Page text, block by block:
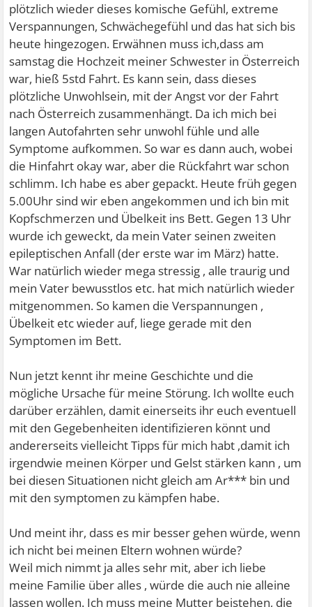
plötzlich wieder dieses komische Gefühl, extreme
Verspannungen, Schwächegefühl und das hat sich bis
heute hingezogen. Erwähnen muss ich,dass am
samstag die Hochzeit meiner Schwester in Österreich
war, hieß 5std Fahrt. Es kann sein, dass dieses
plötzliche Unwohlsein, mit der Angst vor der Fahrt
nach Österreich zusammenhängt. Da ich mich bei
langen Autofahrten sehr unwohl fühle und alle
Symptome aufkommen. So war es dann auch, wobei
die Hinfahrt okay war, aber die Rückfahrt war schon
schlimm. Ich habe es aber gepackt. Heute früh gegen
5.00Uhr sind wir eben angekommen und ich bin mit
Kopfschmerzen und Übelkeit ins Bett. Gegen 13 Uhr
wurde ich geweckt, da mein Vater seinen zweiten
epileptischen Anfall (der erste war im März) hatte.
War natürlich wieder mega stressig , alle traurig und
mein Vater bewusstlos etc. hat mich natürlich wieder
mitgenommen. So kamen die Verspannungen ,
Übelkeit etc wieder auf, liege gerade mit den
Symptomen im Bett.
Nun jetzt kennt ihr meine Geschichte und die
mögliche Ursache für meine Störung. Ich wollte euch
darüber erzählen, damit einerseits ihr euch eventuell
mit den Gegebenheiten identifizieren könnt und
andererseits vielleicht Tipps für mich habt ,damit ich
irgendwie meinen Körper und Gelst stärken kann , um
bei diesen Situationen nicht gleich am Ar*** bin und
mit den symptomen zu kämpfen habe.
Und meint ihr, dass es mir besser gehen würde, wenn
ich nicht bei meinen Eltern wohnen würde?
Weil mich nimmt ja alles sehr mit, aber ich liebe
meine Familie über alles , würde die auch nie alleine
lassen wollen. Ich muss meine Mutter beistehen, die